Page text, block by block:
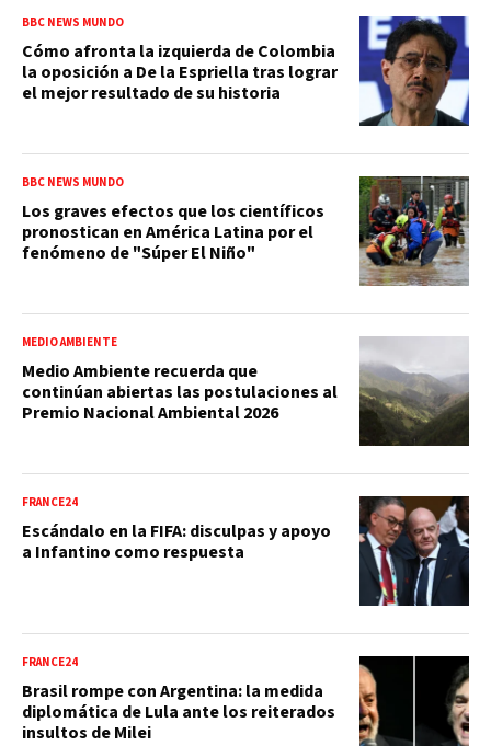
BBC NEWS MUNDO
Cómo afronta la izquierda de Colombia
la oposición a De la Espriella tras lograr
el mejor resultado de su historia
BBC NEWS MUNDO
Los graves efectos que los científicos
pronostican en América Latina por el
fenómeno de "Súper El Niño"
MEDIO AMBIENTE
Medio Ambiente recuerda que
continúan abiertas las postulaciones al
Premio Nacional Ambiental 2026
FRANCE24
Escándalo en la FIFA: disculpas y apoyo
a Infantino como respuesta
FRANCE24
Brasil rompe con Argentina: la medida
diplomática de Lula ante los reiterados
insultos de Milei